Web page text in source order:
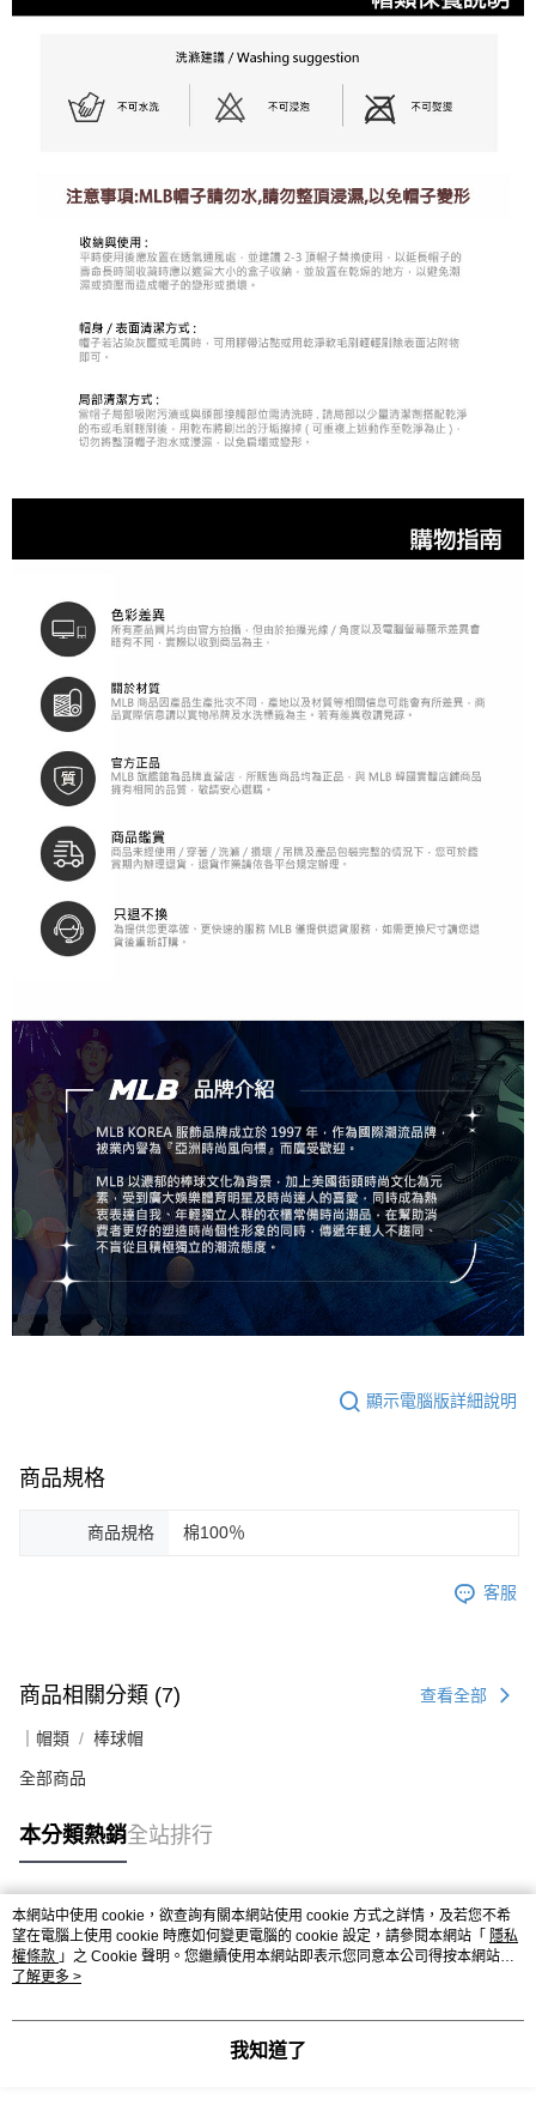
顯示電腦版詳細說明
商品規格
商品規格 棉100％
客服
商品相關分類 (7) 查看全部
｜帽類 棒球帽
全部商品
本分類熱銷全站排行
熱門標籤
本網站中使用 cookie，欲查詢有關本網站使用 cookie 方式之詳情，及若您不希
望在電腦上使用 cookie 時應如何變更電腦的 cookie 設定，請參閱本網站「 隱私
權條款 」之 Cookie 聲明。您繼續使用本網站即表示您同意本公司得按本網站使
用條款之 Cookie 聲明使用 cookie。
了解更多 >
我知道了